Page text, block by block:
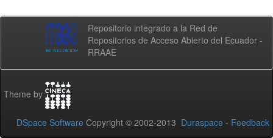
Repositorio integrado a la Red de
Repositorios de Acceso Abierto del Ecuador -
RRAAE
Theme by
DSpace Software Copyright © 2002-2013 Duraspace - Feedback